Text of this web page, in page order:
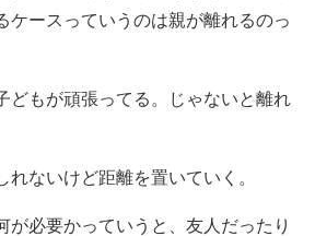
ケースっていうのは親が離れるのっ
どもが頑張ってる。じゃないと離れ
れないけど距離を置いていく。
が必要かっていうと、友人だったり